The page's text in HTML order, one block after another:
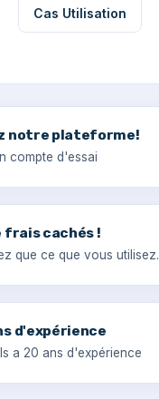
Cas Utilisation
notre plateforme!
compte d'essai
frais cachés !
que ce que vous utilisez.
d'expérience
a 20 ans d'expérience